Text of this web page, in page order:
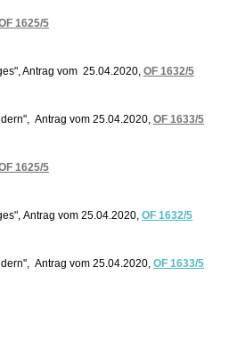
1625/5
Antrag vom 25.04.2020, OF 1632/5
Antrag vom 25.04.2020, OF 1633/5
1625/5
Antrag vom 25.04.2020, OF 1632/5
Antrag vom 25.04.2020, OF 1633/5